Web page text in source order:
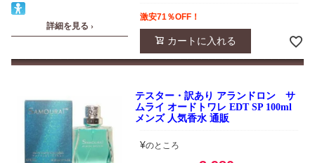
詳細を見る ›
激安71％OFF！
カートに入れる
テスター・訳あり アランドロン サ
ムライ オードトワレ EDT SP 100ml
メンズ 人気香水 通販
¥のところ